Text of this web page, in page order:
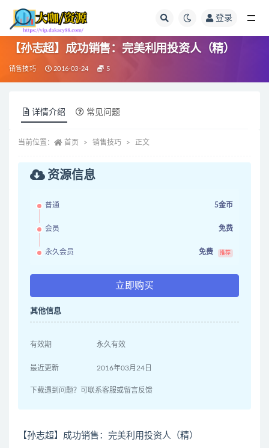
登录
【孙志超】成功销售：完美利用投资人（精）
销售技巧 2016-03-24 5
详情介绍 常见问题
当前位置： 首页 销售技巧 正文
资源信息
普通 5金币
会员 免费
永久会员 免费 推荐
立即购买
其他信息
有效期 永久有效
最近更新 2016年03月24日
下载遇到问题？可联系客服或留言反馈
【孙志超】成功销售：完美利用投资人（精）
全部